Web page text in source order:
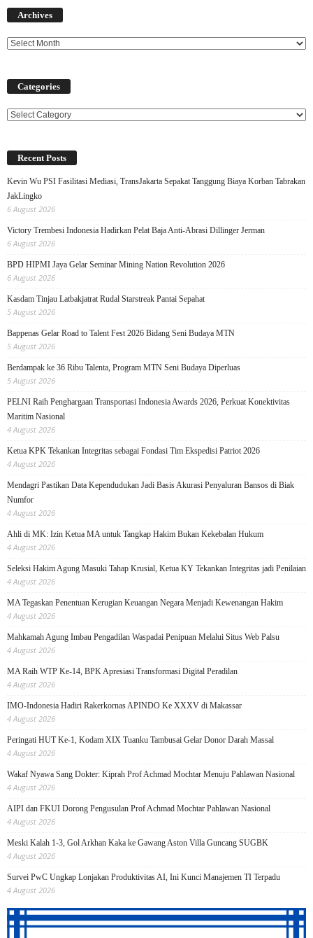
Archives
Categories
Categories
Recent Posts
Kevin Wu PSI Fasilitasi Mediasi, TransJakarta Sepakat Tanggung Biaya Korban Tabrakan
JakLingko
6 August 2026
Victory Trembesi Indonesia Hadirkan Pelat Baja Anti-Abrasi Dillinger Jerman
6 August 2026
BPD HIPMI Jaya Gelar Seminar Mining Nation Revolution 2026
6 August 2026
Kasdam Tinjau Latbakjatrat Rudal Starstreak Pantai Sepahat
5 August 2026
Bappenas Gelar Road to Talent Fest 2026 Bidang Seni Budaya MTN
5 August 2026
Berdampak ke 36 Ribu Talenta, Program MTN Seni Budaya Diperluas
5 August 2026
PELNI Raih Penghargaan Transportasi Indonesia Awards 2026, Perkuat Konektivitas
Maritim Nasional
4 August 2026
Ketua KPK Tekankan Integritas sebagai Fondasi Tim Ekspedisi Patriot 2026
4 August 2026
Mendagri Pastikan Data Kependudukan Jadi Basis Akurasi Penyaluran Bansos di Biak
Numfor
4 August 2026
Ahli di MK: Izin Ketua MA untuk Tangkap Hakim Bukan Kekebalan Hukum
4 August 2026
Seleksi Hakim Agung Masuki Tahap Krusial, Ketua KY Tekankan Integritas jadi Penilaian
4 August 2026
MA Tegaskan Penentuan Kerugian Keuangan Negara Menjadi Kewenangan Hakim
4 August 2026
Mahkamah Agung Imbau Pengadilan Waspadai Penipuan Melalui Situs Web Palsu
4 August 2026
MA Raih WTP Ke-14, BPK Apresiasi Transformasi Digital Peradilan
4 August 2026
IMO-Indonesia Hadiri Rakerkornas APINDO Ke XXXV di Makassar
4 August 2026
Peringati HUT Ke-1, Kodam XIX Tuanku Tambusai Gelar Donor Darah Massal
4 August 2026
Wakaf Nyawa Sang Dokter: Kiprah Prof Achmad Mochtar Menuju Pahlawan Nasional
4 August 2026
AIPI dan FKUI Dorong Pengusulan Prof Achmad Mochtar Pahlawan Nasional
4 August 2026
Meski Kalah 1-3, Gol Arkhan Kaka ke Gawang Aston Villa Guncang SUGBK
4 August 2026
Survei PwC Ungkap Lonjakan Produktivitas AI, Ini Kunci Manajemen TI Terpadu
4 August 2026